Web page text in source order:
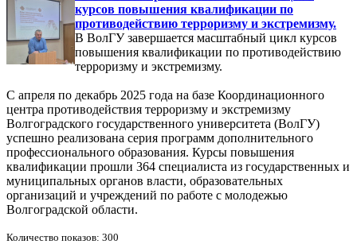
курсов повышения квалификации по
противодействию терроризму и экстремизму.
В ВолГУ завершается масштабный цикл курсов
повышения квалификации по противодействию
терроризму и экстремизму.
С апреля по декабрь 2025 года на базе Координационного
центра противодействия терроризму и экстремизму
Волгоградского государственного университета (ВолГУ)
успешно реализована серия программ дополнительного
профессионального образования. Курсы повышения
квалификации прошли 364 специалиста из государственных и
муниципальных органов власти, образовательных
организаций и учреждений по работе с молодежью
Волгоградской области.
Количество показов: 300